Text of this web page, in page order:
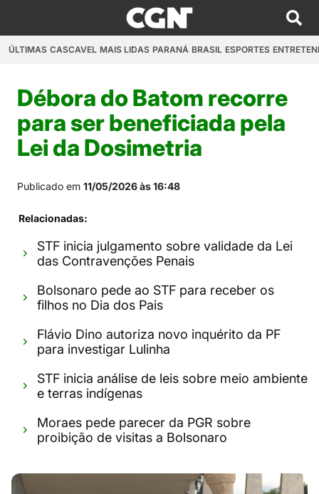
ÚLTIMAS CASCAVEL MAIS LIDAS PARANÁ BRASIL ESPORTES
Débora do Batom recorre
para ser beneficiada pela
Lei da Dosimetria
Publicado em 11/05/2026 às 16:48
Relacionadas:
STF inicia julgamento sobre validade da Lei
das Contravenções Penais
Bolsonaro pede ao STF para receber os
filhos no Dia dos Pais
Flávio Dino autoriza novo inquérito da PF
para investigar Lulinha
STF inicia análise de leis sobre meio ambiente
e terras indígenas
Moraes pede parecer da PGR sobre
proibição de visitas a Bolsonaro